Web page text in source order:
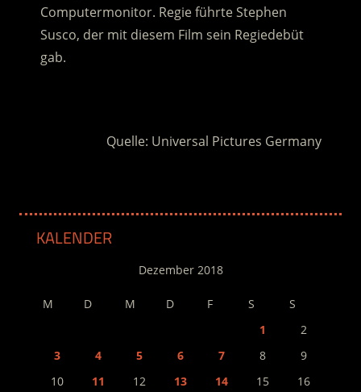
Computermonitor. Regie führte Stephen
Susco, der mit diesem Film sein Regiedebüt
gab.
Quelle: Universal Pictures Germany
KALENDER
Dezember 2018
M D M D F S
S
1
2
3
4 5 6 7 8
9
10
11 12 13 14 15
16